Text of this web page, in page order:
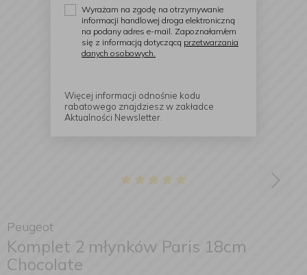
Peugeot
Komplet 2 młynków Paris 18cm
Chocolate
Wyrażam na zgodę na otrzymywanie
informacji handlowej droga elektroniczną
na podany adres e-mail. Zapoznałam/em
się z informacją dotyczącą przetwarzania
danych osobowych.
Więcej informacji odnośnie kodu
rabatowego znajdziesz w zakładce
Aktualności Newsletter.